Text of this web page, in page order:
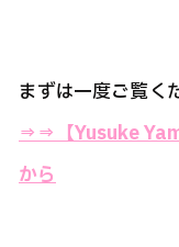
まずは一度ご覧く
⇒⇒【Yusuke
から